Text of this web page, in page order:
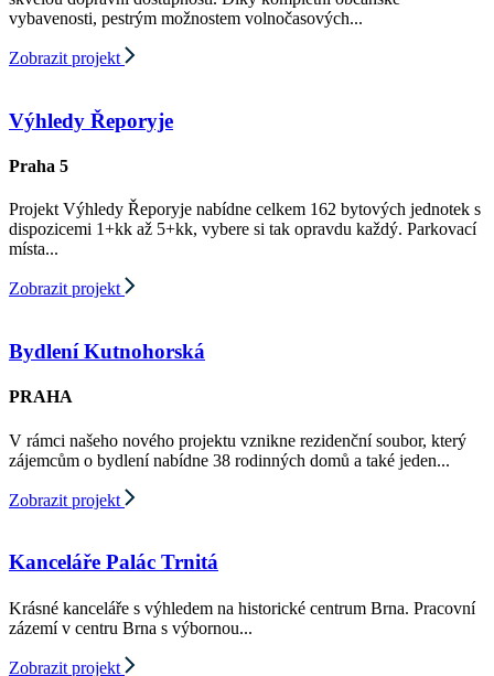
vybavenosti, pestrým možnostem volnočasových...
Zobrazit projekt
Výhledy Řeporyje
Praha 5
Projekt Výhledy Řeporyje nabídne celkem 162 bytových jednotek s
dispozicemi 1+kk až 5+kk, vybere si tak opravdu každý. Parkovací
místa...
Zobrazit projekt
Bydlení Kutnohorská
PRAHA
V rámci našeho nového projektu vznikne rezidenční soubor, který
zájemcům o bydlení nabídne 38 rodinných domů a také jeden...
Zobrazit projekt
Kanceláře Palác Trnitá
Krásné kanceláře s výhledem na historické centrum Brna. Pracovní
zázemí v centru Brna s výbornou...
Zobrazit projekt